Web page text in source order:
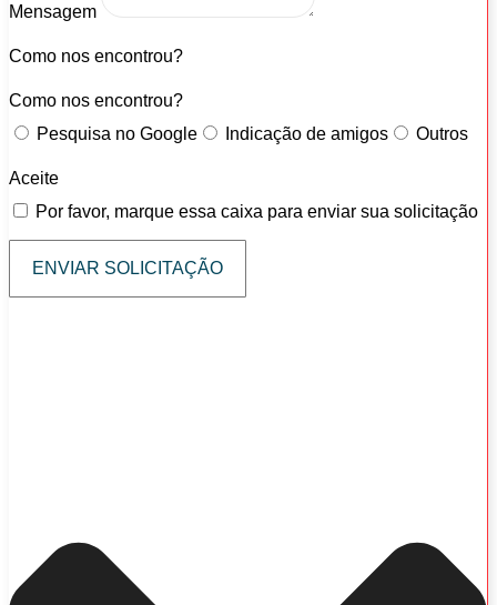
Mensagem
Como nos encontrou?
Como nos encontrou?
Pesquisa no Google
Indicação de amigos Outros
Aceite
Por favor, marque essa caixa para enviar sua solicitação
ENVIAR SOLICITAÇÃO